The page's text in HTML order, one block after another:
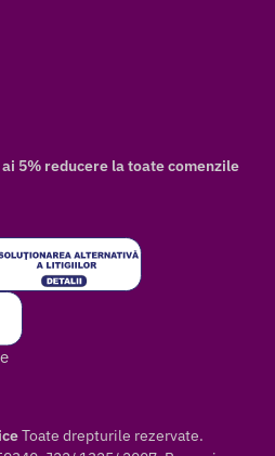
5% reducere la toate comenzile
Toate drepturile rezervate.